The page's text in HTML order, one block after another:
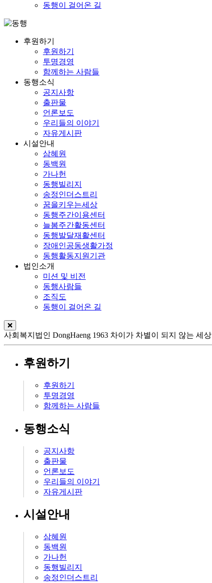
동행이 걸어온 길
후원하기
후원하기
투명경영
함께하는 사람들
동행소식
공지사항
출판물
언론보도
우리들의 이야기
자유게시판
시설안내
삼혜원
동백원
가나헌
동행빌리지
송정인더스트리
꿈을키우는세상
동행주간이용센터
늘봄주간활동센터
동행발달재활센터
장애인공동생활가정
동행활동지원기관
법인소개
미션 및 비전
동행사람들
조직도
동행이 걸어온 길
사회복지법인 DongHaeng 1963 차이가 차별이 되지 않는 세상
후원하기
후원하기
투명경영
함께하는 사람들
동행소식
공지사항
출판물
언론보도
우리들의 이야기
자유게시판
시설안내
삼혜원
동백원
가나헌
동행빌리지
송정인더스트리